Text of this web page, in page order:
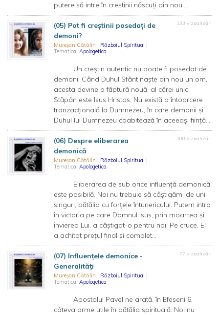
putere să intre în creștinii născuți din nou....
(05) Pot fi creștinii posedați de
demoni?
Mureșan Cătălin | Războiul Spiritual |
Tematica: Apologetica
133 vizualizări
Un creștin autentic nu poate fi posedat de
demoni. Când Duhul Sfânt naște din nou un om,
acesta devine o făptură nouă, al cărei unic
Stăpân este Isus Hristos. Nu există o întoarcere
tranzacțională la Dumnezeu, în care demonii și
Duhul lui Dumnezeu coabitează în aceeași ființă....
(06) Despre eliberarea
demonică
Mureșan Cătălin | Războiul Spiritual |
Tematica: Apologetica
100 vizualizări
Eliberarea de sub orice influență demonică
este posibilă. Noi nu trebuie să câștigăm, de unii
singuri, bătălia cu forțele întunericului. Putem intra
în victoria pe care Domnul Isus, prin moartea și
învierea Lui, a câștigat-o pentru noi. Pe cruce, El
a achitat prețul final și complet...
(07) Influențele demonice -
Generalități
Mureșan Cătălin | Războiul Spiritual |
Tematica: Apologetica
77 vizualizări
Apostolul Pavel ne arată, în Efeseni 6,
câteva arme utile în bătălia spirituală. Noi nu